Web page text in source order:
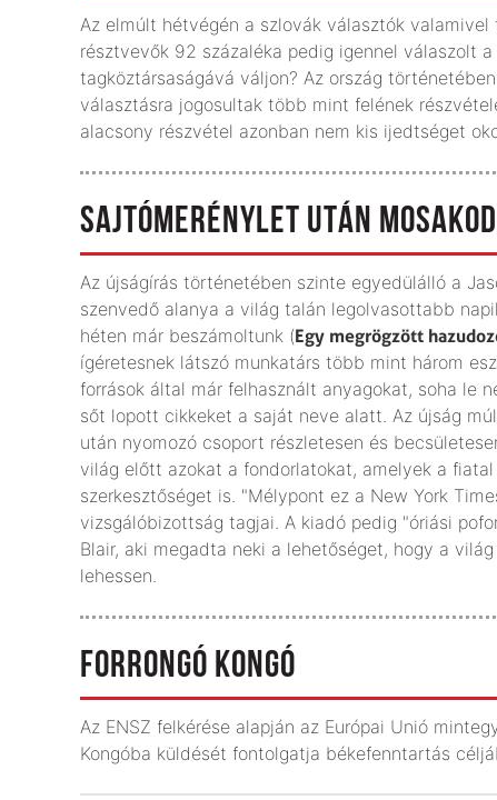
Az elmúlt hétvégén a szlovák választók
résztvevők 92 százaléka pedig igennel válaszolt
tagköztársaságává váljon? Az ország
választásra jogosultak több mint felének
alacsony részvétel azonban nem kis ijedtséget
SAJTÓMERÉNYLET UTÁN
Az újságírás történetében szinte egyedülálló a
szenvedő alanya a világ talán legolvasottabb
héten már beszámoltunk (Egy megrögzött
ígéretesnek látszó munkatárs több mint három
források által már felhasznált anyagokat, soha le
sőt lopott cikkeket a saját neve alatt. Az újság
után nyomozó csoport részletesen és
világ előtt azokat a fondorlatokat, amelyek a
szerkesztőséget is. "Mélypont ez a New York
vizsgálóbizottság tagjai. A kiadó pedig "óriási
Blair, aki megadta neki a lehetőséget, hogy a
lehessen.
FORRONGÓ KONGÓ
Az ENSZ felkérése alapján az Európai Unió
Kongóba küldését fontolgatja békefenntartás